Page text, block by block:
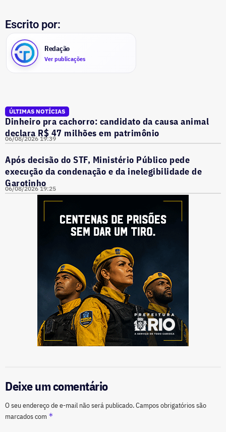
Escrito por:
Redação
Ver publicações
ÚLTIMAS NOTÍCIAS
Dinheiro pra cachorro: candidato da causa animal
declara R$ 47 milhões em patrimônio
06/08/2026 19:39
Após decisão do STF, Ministério Público pede
execução da condenação e da inelegibilidade de
Garotinho
06/08/2026 19:25
Deixe um comentário
O seu endereço de e-mail não será publicado.Campos obrigatórios são
marcados com *